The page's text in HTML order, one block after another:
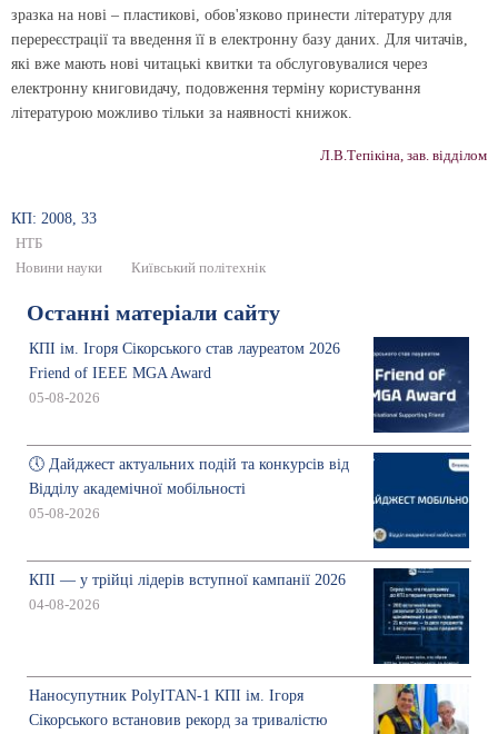
зразка на нові – пластикові, обов'язково принести літературу для
перереєстрації та введення її в електронну базу даних. Для читачів,
які вже мають нові читацькі квитки та обслуговувалися через
електронну книговидачу, подовження терміну користування
літературою можливо тільки за наявності книжок.
Л.В.Тепікіна, зав. відділом
КП: 2008, 33
НТБ
Новини науки
Київський політехнік
Останні матеріали сайту
КПІ ім. Ігоря Сікорського став лауреатом 2026
Friend of IEEE MGA Award
05-08-2026
🕔 Дайджест актуальних подій та конкурсів від
Відділу академічної мобільності
05-08-2026
КПІ — у трійці лідерів вступної кампанії 2026
04-08-2026
Наносупутник PolyITAN-1 КПІ ім. Ігоря
Сікорського встановив рекорд за тривалістю